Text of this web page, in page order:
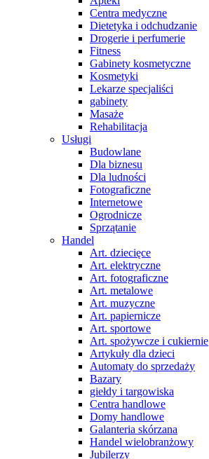
Centra medyczne
Dietetyka i odchudzanie
Drogerie i perfumerie
Fitness
Gabinety kosmetyczne
Kosmetyki
Lekarze specjaliści
gabinety
Masaże
Rehabilitacja
Usługi
Budowlane
Dla biznesu
Dla ludności
Fotograficzne
Internetowe
Ogrodnicze
Sprzątanie
Handel
Art. dziecięce
Art. elektryczne
Art. fotograficzne
Art. metalowe
Art. muzyczne
Art. papiernicze
Art. sportowe
Art. spożywcze i cukiernie
Artykuły dla dzieci
Automaty do sprzedaży
Bazary
giełdy i targowiska
Centra handlowe
Domy handlowe
Galanteria skórzana
Handel wielobranżowy
Jubilerzy